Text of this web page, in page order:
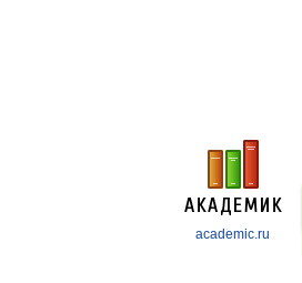
academic.ru